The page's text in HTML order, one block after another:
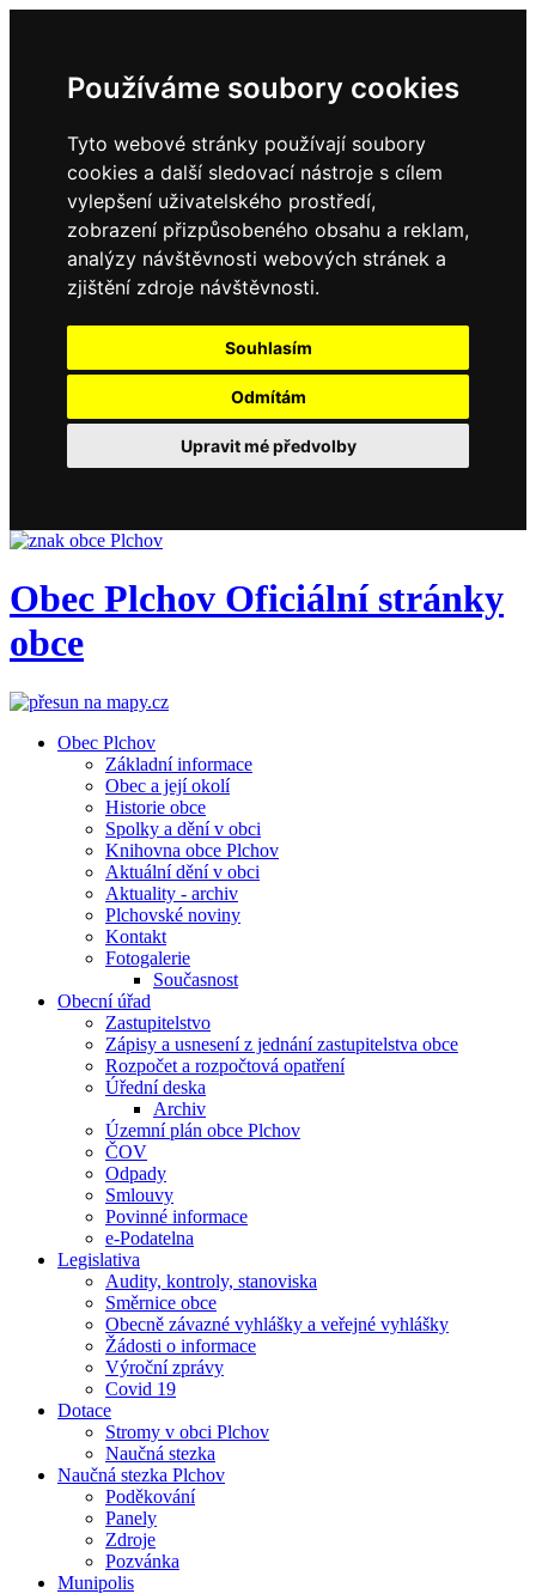
Používáme soubory cookies
Tyto webové stránky používají soubory
cookies a další sledovací nástroje s cílem
vylepšení uživatelského prostředí,
zobrazení přizpůsobeného obsahu a reklam,
analýzy návštěvnosti webových stránek a
zjištění zdroje návštěvnosti.
Souhlasím
Odmítám
Upravit mé předvolby
Obec Plchov Oficiální stránky
obce
Obec Plchov
Základní informace
Obec a její okolí
Historie obce
Spolky a dění v obci
Knihovna obce Plchov
Aktuální dění v obci
Aktuality - archiv
Plchovské noviny
Kontakt
Fotogalerie
Současnost
Obecní úřad
Zastupitelstvo
Zápisy a usnesení z jednání zastupitelstva obce
Rozpočet a rozpočtová opatření
Úřední deska
Archiv
Územní plán obce Plchov
ČOV
Odpady
Smlouvy
Povinné informace
e-Podatelna
Legislativa
Audity, kontroly, stanoviska
Směrnice obce
Obecně závazné vyhlášky a veřejné vyhlášky
Žádosti o informace
Výroční zprávy
Covid 19
Dotace
Stromy v obci Plchov
Naučná stezka
Naučná stezka Plchov
Poděkování
Panely
Zdroje
Pozvánka
Munipolis